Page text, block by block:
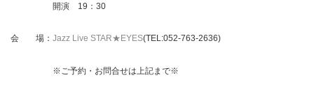
開演 19：30
会 場： Jazz Live STAR★EYES(TEL:052-763-2636)
※ご予約・お問合せは上記まで※